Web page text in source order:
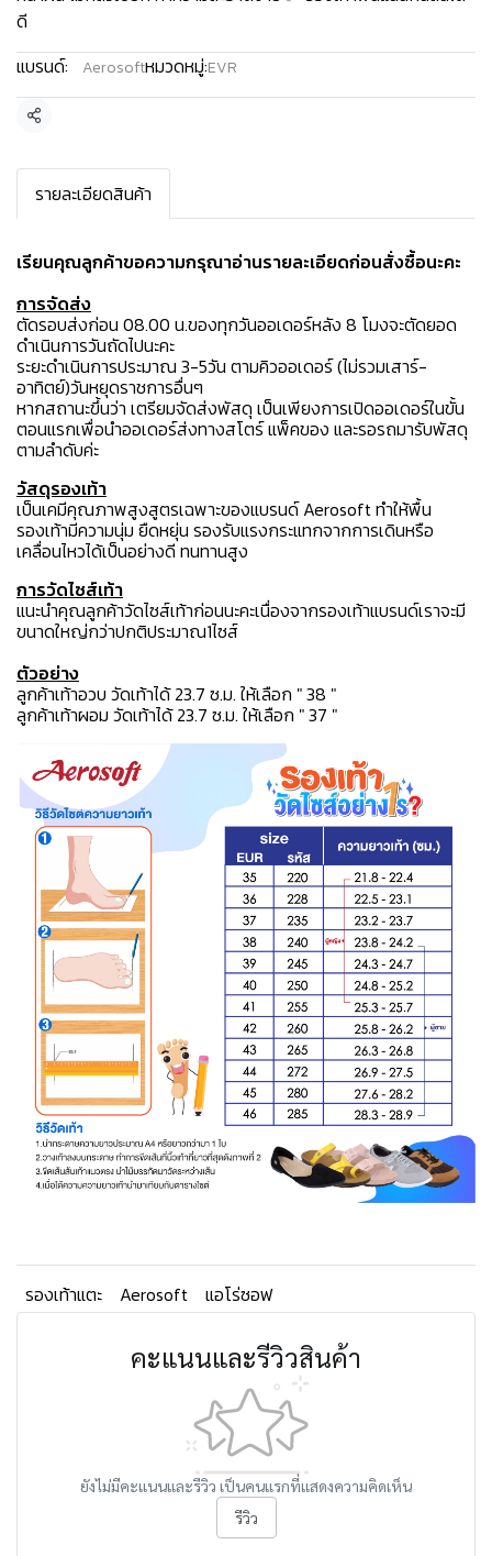
ดี
แบรนด์:
Aerosoftหมวดหมู่:EVR
แชร์
รายละเอียดสินค้า
เรียนคุณลูกค้าขอความกรุณาอ่านรายละเอียดก่อนสั่งซื้อนะคะ️
การจัดส่ง
ตัดรอบส่งก่อน 08.00 น.ของทุกวันออเดอร์หลัง 8 โมงจะตัดยอด
ดำเนินการวันถัดไปนะคะ
ระยะดำเนินการประมาณ 3-5วัน ตามคิวออเดอร์ (ไม่รวมเสาร์-
อาทิตย์)วันหยุดราชการอื่นๆ
หากสถานะขึ้นว่า เตรียมจัดส่งพัสดุ เป็นเพียงการเปิดออเดอร์ในขั้น
ตอนแรกเพื่อนำออเดอร์ส่งทางสโตร์ แพ็คของ และรอรถมารับพัสดุ
ตามลำดับค่ะ
วัสดุรองเท้า
เป็นเคมีคุณภาพสูงสูตรเฉพาะของแบรนด์ Aerosoft ทำให้พื้น
รองเท้ามีความนุ่ม ยืดหยุ่น รองรับแรงกระแทกจากการเดินหรือ
เคลื่อนไหวได้เป็นอย่างดี ทนทานสูง
การวัดไซส์เท้า
แนะนำคุณลูกค้าวัดไซส์เท้าก่อนนะคะเนื่องจากรองเท้าแบรนด์เราจะมี
ขนาดใหญ่กว่าปกติประมาณ1ไซส์
ตัวอย่าง
ลูกค้าเท้าอวบ วัดเท้าได้ 23.7 ซ.ม. ให้เลือก " 38 "
ลูกค้าเท้าผอม วัดเท้าได้ 23.7 ซ.ม. ให้เลือก " 37 "
รองเท้าแตะ Aerosoft แอโร่ซอฟ
คะแนนและรีวิวสินค้า
ยังไม่มีคะแนนและรีวิว เป็นคนแรกที่แสดงความคิดเห็น
รีวิว